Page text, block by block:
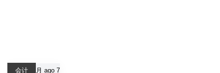
7 月 ago
会计